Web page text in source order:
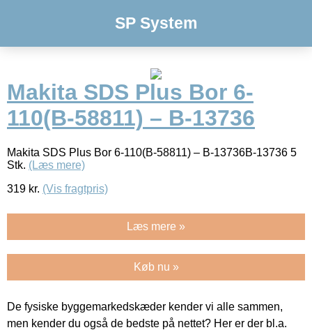
SP System
Makita SDS Plus Bor 6-
110(B-58811) – B-13736
Makita SDS Plus Bor 6-110(B-58811) – B-13736B-13736 5
Stk. (Læs mere)
319 kr. (Vis fragtpris)
Læs mere »
Køb nu »
De fysiske byggemarkedskæder kender vi alle sammen,
men kender du også de bedste på nettet? Her er der bl.a.